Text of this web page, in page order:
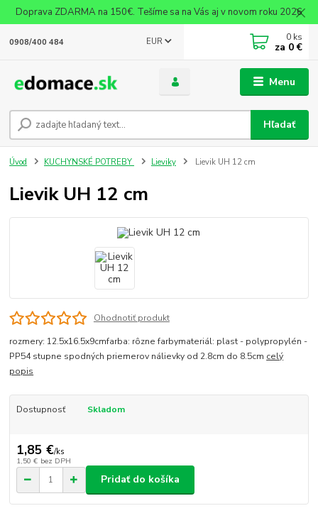
Doprava ZDARMA na 150€. Tešíme sa na Vás aj v novom roku 2026
Menu
EUR
Hľadať
0908/400 484 0 ks
za 0 €
Úvod KUCHYNSKÉ POTREBY Lieviky Lievik UH 12 cm
Lievik UH 12 cm
Ohodnotiť produkt
rozmery: 12.5x16.5x9cmfarba: rôzne farbymateriál: plast - polypropylén -
PP54 stupne spodných priemerov nálievky od 2.8cm do 8.5cm celý
popis
Dostupnosť Skladom
1,85 €/ks
1,50 € bez DPH
Pridať do košíka